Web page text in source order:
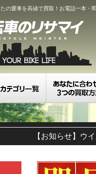
の愛車を高値で買取！お電話一本・
【お知らせ】ウ